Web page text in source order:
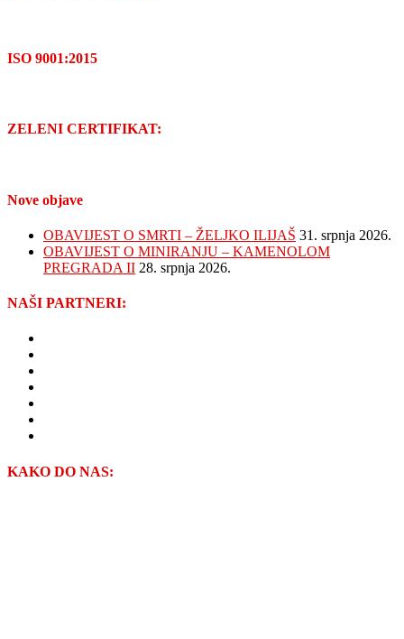
ISO 9001:2015
ZELENI CERTIFIKAT:
Nove objave
OBAVIJEST O SMRTI – ŽELJKO ILIJAŠ 31. srpnja 2026.
OBAVIJEST O MINIRANJU – KAMENOLOM
PREGRADA II 28. srpnja 2026.
NAŠI PARTNERI:
KAKO DO NAS: